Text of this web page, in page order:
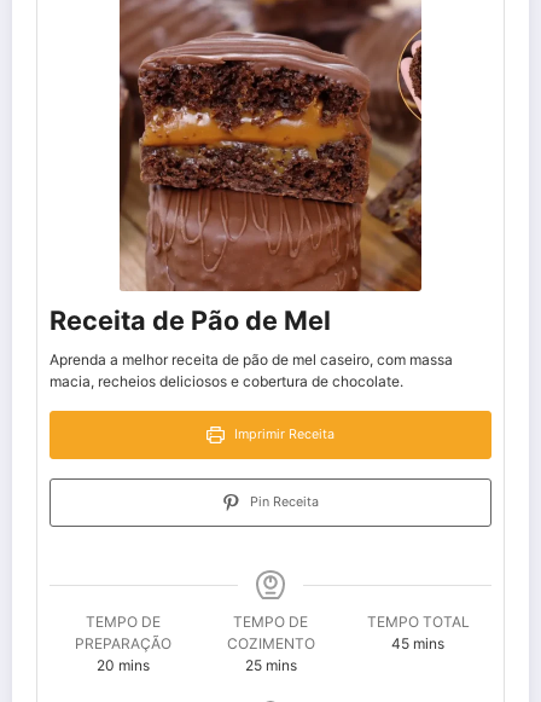
Receita de Pão de Mel
Aprenda a melhor receita de pão de mel caseiro, com massa
macia, recheios deliciosos e cobertura de chocolate.
Imprimir Receita
Pin Receita
TEMPO DE
PREPARAÇÃO
20 minutes
mins
TEMPO DE
COZIMENTO
25minutes
mins
TEMPO TOTAL
45minutes
mins